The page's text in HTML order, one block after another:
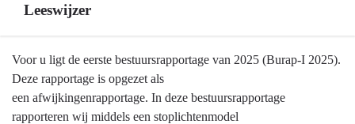
Leeswijzer
Terug
naar
navigatie
Voor u ligt de eerste bestuursrapportage van 2025 (Burap-I 2025).
Deze rapportage is opgezet als
een afwijkingenrapportage. In deze bestuursrapportage
rapporteren wij middels een stoplichtenmodel